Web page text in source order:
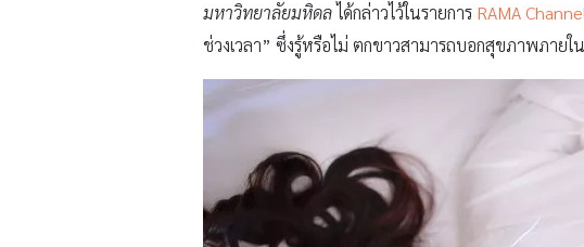
มหาวิทยาลัยมหิดลได้กล่าวไว้ในรายการ RAMA
ช่วงเวลา” ซึ่งรู้หรือไม่ ตกขาวสามารถบอกสุขภาพภาย